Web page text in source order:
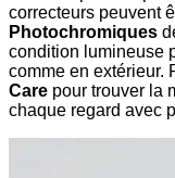
correcteurs peuvent
Photochromiques
condition lumineuse
comme en extérieur.
Care pour trouver la
chaque regard avec